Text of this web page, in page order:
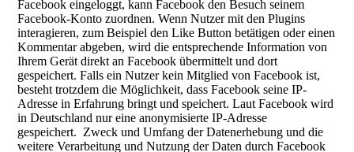
Facebook eingeloggt, kann Facebook den Besuch seinem
Facebook-Konto zuordnen. Wenn Nutzer mit den Plugins
interagieren, zum Beispiel den Like Button betätigen oder einen
Kommentar abgeben, wird die entsprechende Information von
Ihrem Gerät direkt an Facebook übermittelt und dort
gespeichert. Falls ein Nutzer kein Mitglied von Facebook ist,
besteht trotzdem die Möglichkeit, dass Facebook seine IP-
Adresse in Erfahrung bringt und speichert. Laut Facebook wird
in Deutschland nur eine anonymisierte IP-Adresse
gespeichert. Zweck und Umfang der Datenerhebung und die
weitere Verarbeitung und Nutzung der Daten durch Facebook